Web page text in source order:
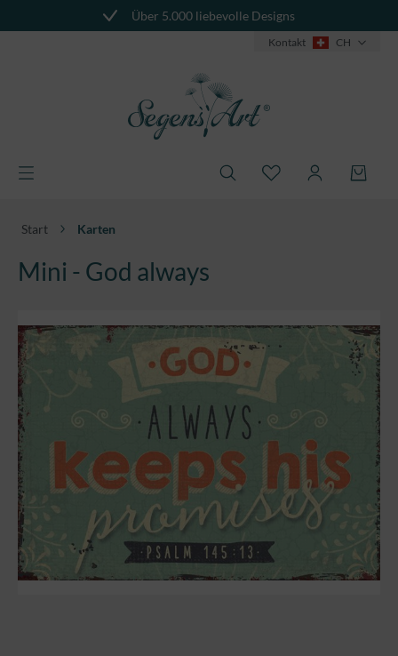
Über 5.000 liebevolle Designs
Kontakt CH
Start Karten
Mini - God always